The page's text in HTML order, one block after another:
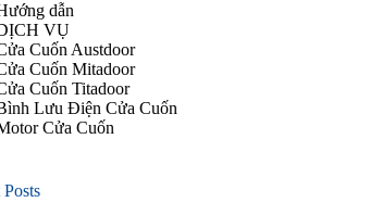
dẫn
VỤ
Cuốn Austdoor
Cuốn Mitadoor
Cuốn Titadoor
Lưu Điện Cửa Cuốn
Cửa Cuốn